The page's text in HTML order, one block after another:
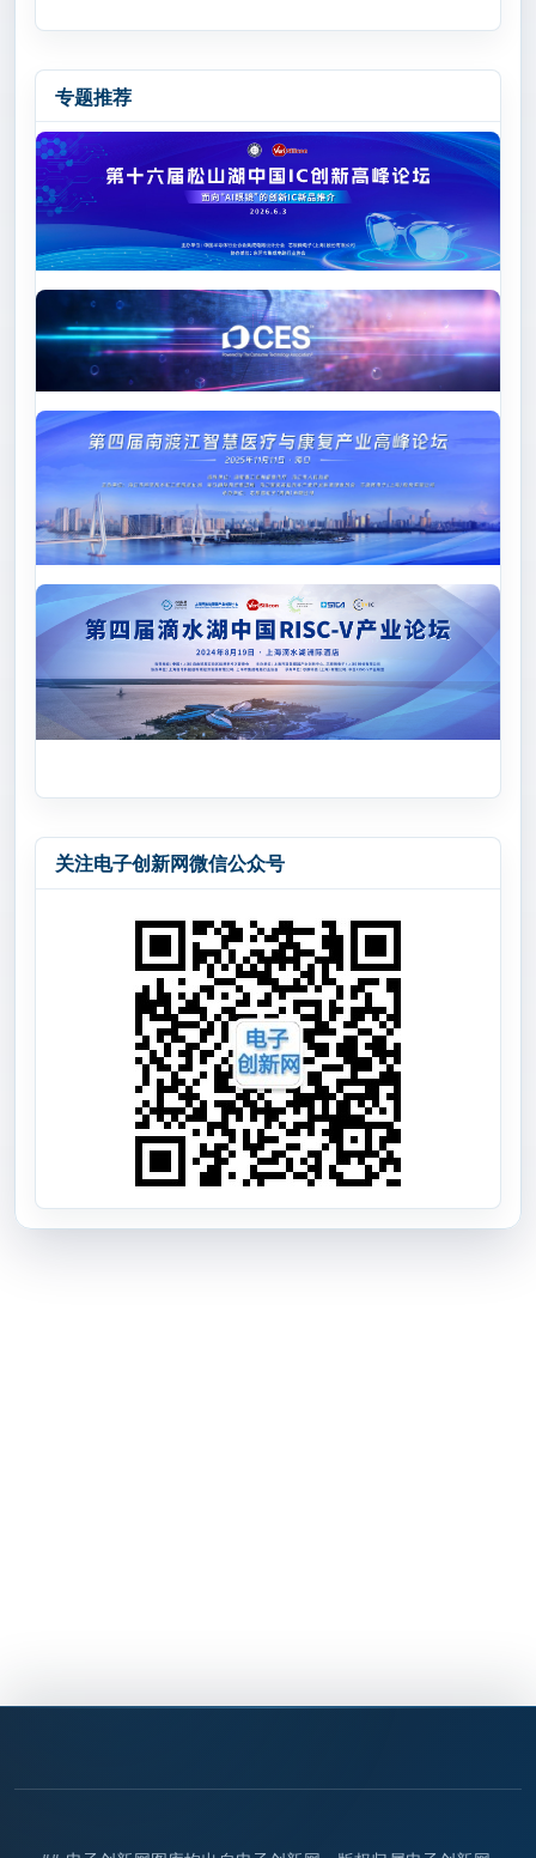
专题推荐
关注电子创新网微信公众号